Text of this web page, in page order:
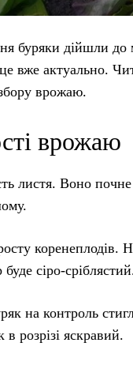
буряки дійшли
вже актуально.
врожаю.
врожаю
листя. Воно
коренеплодів.
сіро-
на контроль
розрізі яскравий.